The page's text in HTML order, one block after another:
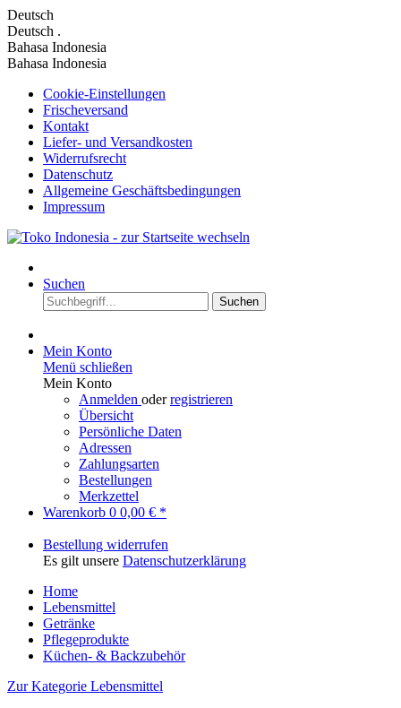
Deutsch
Deutsch .
Bahasa Indonesia
Bahasa Indonesia
Cookie-Einstellungen
Frischeversand
Kontakt
Liefer- und Versandkosten
Widerrufsrecht
Datenschutz
Allgemeine Geschäftsbedingungen
Impressum
Suchen
Suchen
Mein Konto
Menü schließen
Mein Konto
Anmelden oderregistrieren
Übersicht
Persönliche Daten
Adressen
Zahlungsarten
Bestellungen
Merkzettel
Warenkorb 0 0,00 € *
Bestellung widerrufen
Es gilt unsere Datenschutzerklärung
Home
Lebensmittel
Getränke
Pflegeprodukte
Küchen- & Backzubehör
Zur Kategorie Lebensmittel